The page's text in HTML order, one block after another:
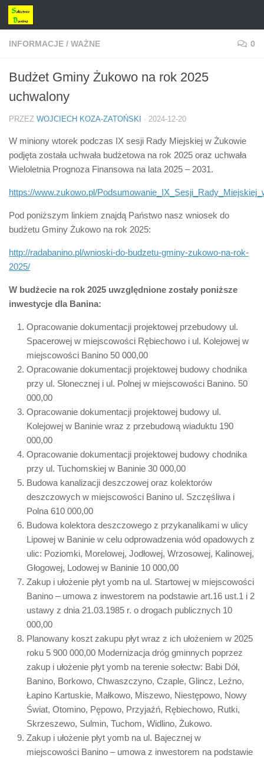
Przejdź do treści
INFORMACJE / WAŻNE 0
Budżet Gminy Żukowo na rok 2025
uchwalony
PRZEZ WOJCIECH KOZA-ZATOŃSKI · 2024-12-20
W miniony wtorek podczas IX sesji Rady Miejskiej w Żukowie
podjęta została uchwała budżetowa na rok 2025 oraz uchwała
Wieloletnia Prognoza Finansowa na lata 2025 – 2031.
https://www.zukowo.pl/
Pod poniższym linkiem znajdą Państwo nasz wniosek do
budżetu Gminy Żukowo na rok 2025:
http://radabanino.pl/wnioski-do-budzetu-gminy-zukowo-na-rok-
2025/
W budżecie na rok 2025 uwzględnione zostały poniższe
inwestycje dla Banina:
Opracowanie dokumentacji projektowej przebudowy ul.
Spacerowej w miejscowości Rębiechowo i ul. Kolejowej w
miejscowości Banino 50 000,00
Opracowanie dokumentacji projektowej budowy chodnika
przy ul. Słonecznej i ul. Polnej w miejscowości Banino. 50
000,00
Opracowanie dokumentacji projektowej budowy ul.
Kolejowej w Baninie wraz z przebudową wiaduktu 190
000,00
Opracowanie dokumentacji projektowej budowy chodnika
przy ul. Tuchomskiej w Baninie 30 000,00
Budowa kanalizacji deszczowej oraz kolektorów
deszczowych w miejscowości Banino ul. Szczęśliwa i
Polna 610 000,00
Budowa kolektora deszczowego z przykanalikami w ulicy
Lipowej w Baninie w celu odprowadzenia wód opadowych z
ulic: Poziomki, Morelowej, Jodłowej, Wrzosowej, Kalinowej,
Głogowej, Lodowej w Baninie 10 000,00
Zakup i ułożenie płyt yomb na ul. Startowej w miejscowości
Banino – umowa z inwestorem na podstawie art.16 ust.1 i 2
ustawy z dnia 21.03.1985 r. o drogach publicznych 10
000,00
Planowany koszt zakupu płyt wraz z ich ułożeniem w 2025
roku 5 900 000,00 Modernizacja dróg gminnych poprzez
zakup i ułożenie płyt yomb na terenie sołectw: Babi Dół,
Banino, Borkowo, Chwaszczyno, Czaple, Glincz, Leźno,
Łapino Kartuskie, Małkowo, Miszewo, Niestępowo, Nowy
Świat, Otomino, Pępowo, Przyjaźń, Rębiechowo, Rutki,
Skrzeszewo, Sulmin, Tuchom, Widlino, Żukowo.
Zakup i ułożenie płyt yomb na ul. Bajecznej w
miejscowości Banino – umowa z inwestorem na podstawie